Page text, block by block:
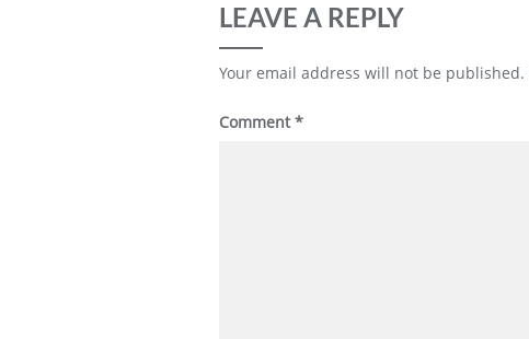
LEAVE A REPLY
Your email address will not be published.
Comment*